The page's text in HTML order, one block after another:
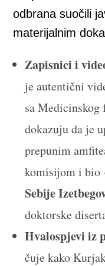
odbrana suočili
materijalnim
Zapisnici i
je autentični
sa
dokazuju da je
prepunim
komisijom i bio
Sebije
doktorske
Hvalospjevi iz
čuje kako